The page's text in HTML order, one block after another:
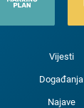
Vijesti
Događanja
Najave